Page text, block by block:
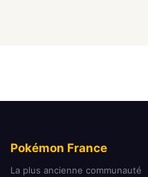
Pokémon France
La plus ancienne communauté